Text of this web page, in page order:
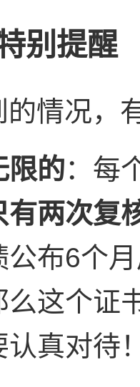
别提醒
情况，
限的：每
有两次复
公布6个
么这个证
认真对待